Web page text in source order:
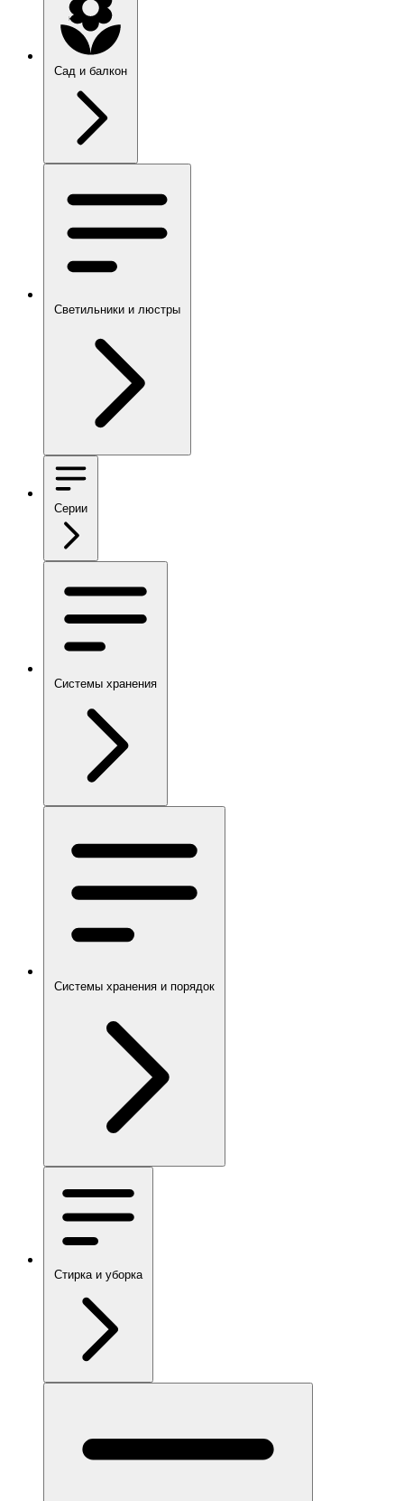
Сад и балкон
Светильники и люстры
Серии
Системы хранения
Системы хранения и порядок
Стирка и уборка